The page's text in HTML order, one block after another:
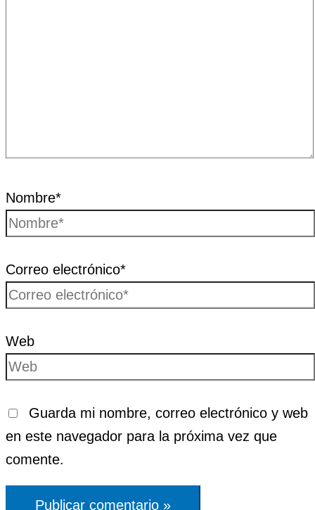
Nombre*
Correo electrónico*
Web
Guarda mi nombre, correo electrónico y web
en este navegador para la próxima vez que
comente.